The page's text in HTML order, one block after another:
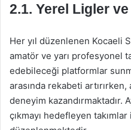
2.1. Yerel Ligler
Her yıl düzenlenen Kocaeli
amatör ve yarı profesyonel
edebileceği platformlar
arasında rekabeti
deneyim kazandırmaktadır.
çıkmayı hedefleyen